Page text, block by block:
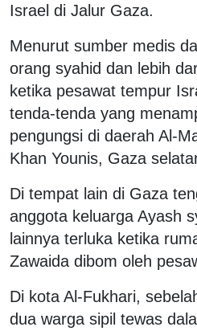
Israel di Jalur Gaza.
Menurut sumber medis
orang syahid dan lebih
ketika pesawat tempur
tenda-tenda yang
pengungsi di daerah Al-
Khan Younis, Gaza
Di tempat lain di Gaza
anggota keluarga Ayash
lainnya terluka ketika
Zawaida dibom oleh
Di kota Al-Fukhari,
dua warga sipil tewas